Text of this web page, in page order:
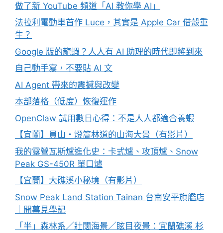
做了新 YouTube 頻道「AI 教你學 AI」
法拉利電動車首作 Luce，其實是 Apple Car 借殼重
生？
Google 版的龍蝦？人人有 AI 助理的時代即將到來
自己動手寫，不要貼 AI 文
AI Agent 帶來的震撼與改變
本部落格（低度）恢復運作
OpenClaw 試用數日心得：不是人人都適合養蝦
【宜蘭】員山・燈篙林道的山海大景（有影片）
我的露營瓦斯爐進化史：卡式爐、攻頂爐、Snow
Peak GS-450R 單口爐
【宜蘭】大礁溪小秘境（有影片）
Snow Peak Land Station Tainan 台南安平旗艦店
｜開幕見學記
「半」森林系／壯闊海景／眩目夜景：宜蘭礁溪 杉